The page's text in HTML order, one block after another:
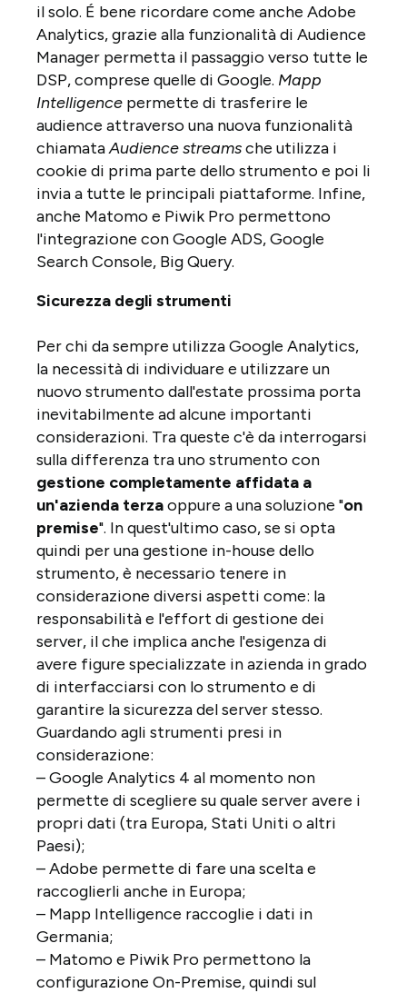
il solo. É bene ricordare come anche Adobe
Analytics, grazie alla funzionalità di Audience
Manager permetta il passaggio verso tutte le
DSP, comprese quelle di Google. Mapp
Intelligence permette di trasferire le
audience attraverso una nuova funzionalità
chiamataAudience streamsche utilizza i
cookie di prima parte dello strumento e poi li
invia a tutte le principali piattaforme. Infine,
anche Matomo e Piwik Pro permettono
l'integrazione con Google ADS, Google
Search Console, Big Query.
Sicurezza degli strumenti
Per chi da sempre utilizza Google Analytics,
la necessità di individuare e utilizzare un
nuovo strumento dall'estate prossima porta
inevitabilmente ad alcune importanti
considerazioni. Tra queste c'è da interrogarsi
sulla differenza tra uno strumento con
gestione completamente affidata a
un'azienda terzaoppure a una soluzione "on
premise". In quest'ultimo caso, se si opta
quindi per una gestione in-house dello
strumento, è necessario tenere in
considerazione diversi aspetti come: la
responsabilità e l'effort di gestione dei
server, il che implica anche l'esigenza di
avere figure specializzate in azienda in grado
di interfacciarsi con lo strumento e di
garantire la sicurezza del server stesso.
Guardando agli strumenti presi in
considerazione:
– Google Analytics 4 al momento non
permette di scegliere su quale server avere i
propri dati (tra Europa, Stati Uniti o altri
Paesi);
– Adobe permette di fare una scelta e
raccoglierli anche in Europa;
– Mapp Intelligence raccoglie i dati in
Germania;
– Matomo e Piwik Pro permettono la
configurazione On-Premise, quindi sul